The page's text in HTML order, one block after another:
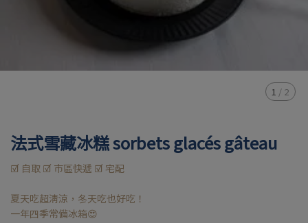
1 / 2
法式雪藏冰糕 sorbets glacés gâteau
☑ 自取 ☑ 市區快遞 ☑ 宅配
夏天吃超清涼，冬天吃也好吃！
一年四季常備冰箱😍